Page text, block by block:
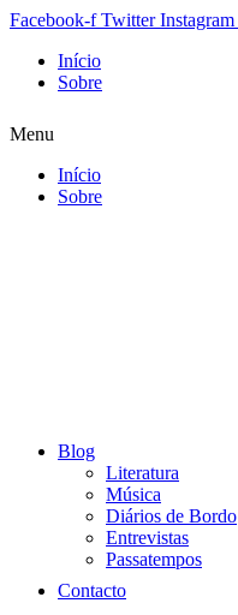
Facebook-f Twitter Instagram
Início
Sobre
Menu
Início
Sobre
Blog
Literatura
Música
Diários de Bordo
Entrevistas
Passatempos
Contacto